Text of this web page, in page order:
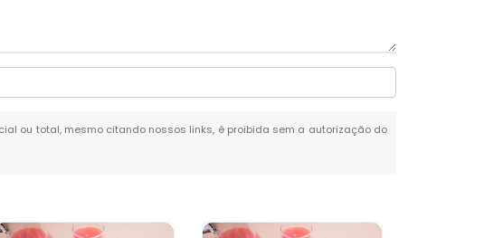
ou total, mesmo citando nossos links, é proibida sem a autorização do